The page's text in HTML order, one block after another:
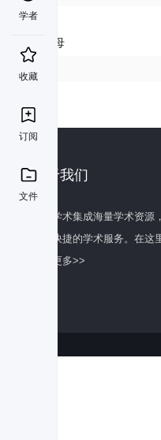
学者
收藏
订阅
文件
首字母
关于我们
百度学术集成海量学术资
全面快捷的学术服务。在
了解更多>>